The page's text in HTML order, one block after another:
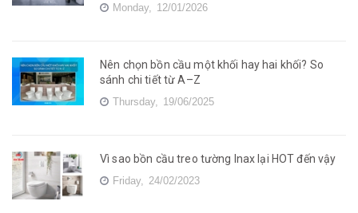
Monday, 12/01/2026
Nên chọn bồn cầu một khối hay hai khối? So
sánh chi tiết từ A–Z
Thursday, 19/06/2025
Vì sao bồn cầu treo tường Inax lại HOT đến vậy
Friday, 24/02/2023